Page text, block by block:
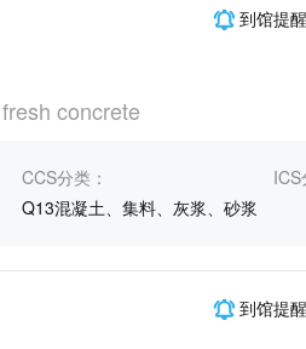
到馆提醒
concrete
CCS分类：
Q13混凝土、集料、灰浆、砂浆
ICS
到馆提醒